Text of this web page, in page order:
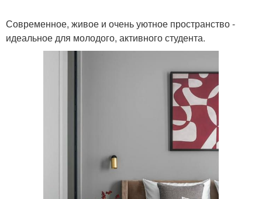
Современное, живое и очень уютное пространство -
идеальное для молодого, активного студента.